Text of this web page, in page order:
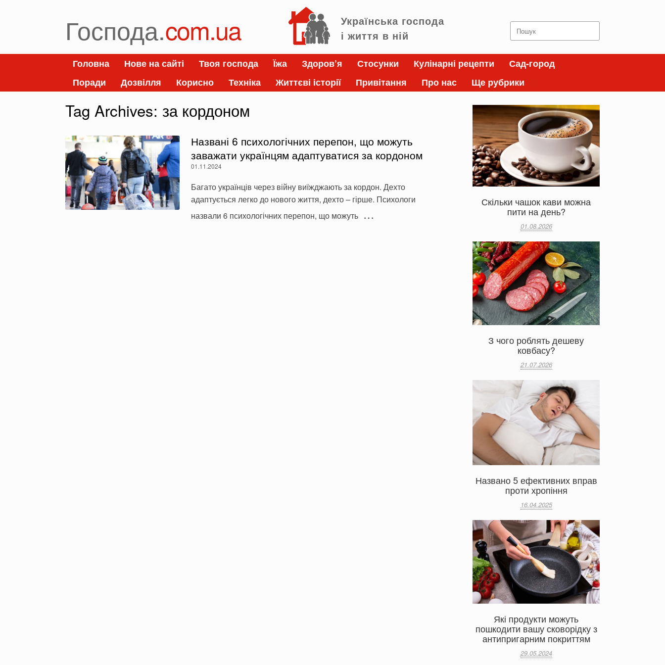
Господа.com.ua
Українська господа
і життя в ній
Search
for:
Головна Нове на сайті Твоя господа Їжа Здоров’я Стосунки Кулінарні рецепти
Сад-город
Поради
Дозвілля Корисно Техніка Життєві історії Привітання Про нас Ще рубрики
Tag Archives: за кордоном
Названі 6 психологічних перепон, що можуть
заважати українцям адаптуватися за кордоном
01.11.2024
Багато українців через війну виїжджають за кордон. Дехто
адаптується легко до нового життя, дехто – гірше. Психологи
назвали 6 психологічних перепон, що можуть …
Скільки чашок кави можна
пити на день?
01.08.2026
З чого роблять дешеву
ковбасу?
21.07.2026
Названо 5 ефективних вправ
проти хропіння
16.04.2025
Які продукти можуть
пошкодити вашу сковорідку з
антипригарним покриттям
29.05.2024